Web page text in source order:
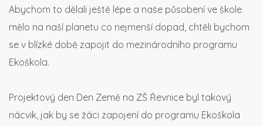
Abychom to dělali ještě lépe a naše působení ve škole
mělo na naší planetu co nejmenší dopad, chtěli bychom
se v blízké době zapojit do mezinárodního programu
Ekoškola.
Projektový den Den Země na ZŠ Řevnice byl takový
nácvik, jak by se žáci zapojení do programu Ekoškola